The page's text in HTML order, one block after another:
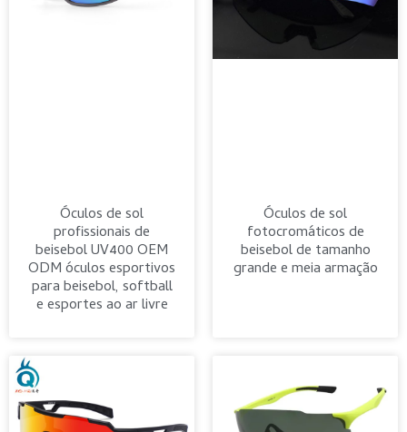
Óculos de sol
profissionais de
beisebol UV400 OEM
ODM óculos esportivos
para beisebol, softball
e esportes ao ar livre
Óculos de sol
fotocromáticos de
beisebol de tamanho
grande e meia armação